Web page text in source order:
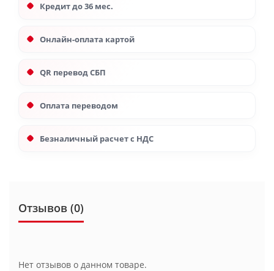
Кредит до 36 мес.
Онлайн-оплата картой
QR перевод СБП
Оплата переводом
Безналичный расчет с НДС
Отзывов (0)
Нет отзывов о данном товаре.